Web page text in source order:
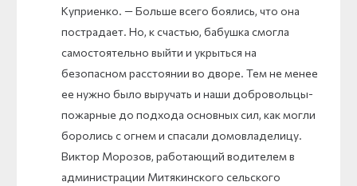
Куприенко. — Больше всего боялись, что она
пострадает. Но, к счастью, бабушка смогла
самостоятельно выйти и укрыться на
безопасном расстоянии во дворе. Тем не менее
ее нужно было выручать и наши добровольцы-
пожарные до подхода основных сил, как могли
боролись с огнем и спасали домовладелицу.
Виктор Морозов, работающий водителем в
администрации Митякинского сельского